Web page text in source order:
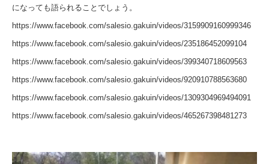
になっても語られることでしょう。
https://www.facebook.com/salesio.gakuin/videos/3159909160999346
https://www.facebook.com/salesio.gakuin/videos/235186452099104
https://www.facebook.com/salesio.gakuin/videos/399340718609563
https://www.facebook.com/salesio.gakuin/videos/920910788563680
https://www.facebook.com/salesio.gakuin/videos/1309304969494091
https://www.facebook.com/salesio.gakuin/videos/465267398481273